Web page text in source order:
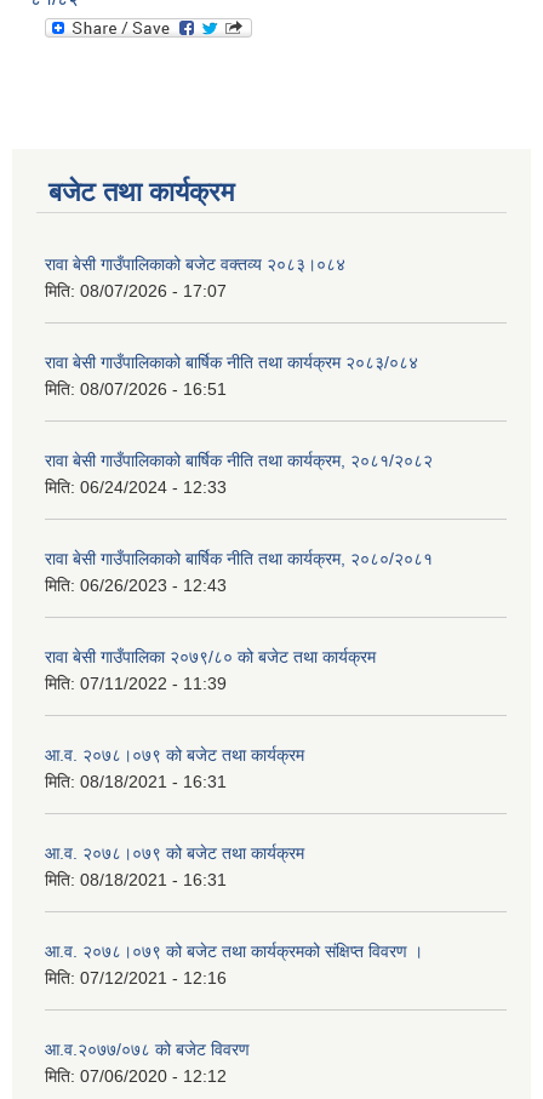
बजेट तथा कार्यक्रम
रावा बेसी गाउँपालिकाको बजेट वक्तव्य २०८३।०८४
मिति: 08/07/2026 - 17:07
रावा बेसी गाउँपालिकाको बार्षिक नीति तथा कार्यक्रम २०८३/०८४
मिति: 08/07/2026 - 16:51
रावा बेसी गाउँपालिकाको बार्षिक नीति तथा कार्यक्रम, २०८१/२०८२
मिति: 06/24/2024 - 12:33
रावा बेसी गाउँपालिकाको बार्षिक नीति तथा कार्यक्रम, २०८०/२०८१
मिति: 06/26/2023 - 12:43
रावा बेसी गाउँपालिका २०७९/८० को बजेट तथा कार्यक्रम
मिति: 07/11/2022 - 11:39
आ.व. २०७८।०७९ को बजेट तथा कार्यक्रम
मिति: 08/18/2021 - 16:31
आ.व. २०७८।०७९ को बजेट तथा कार्यक्रम
मिति: 08/18/2021 - 16:31
आ.व. २०७८।०७९ को बजेट तथा कार्यक्रमको संक्षिप्त विवरण ।
मिति: 07/12/2021 - 12:16
आ.व.२०७७/०७८ को बजेट विवरण
मिति: 07/06/2020 - 12:12